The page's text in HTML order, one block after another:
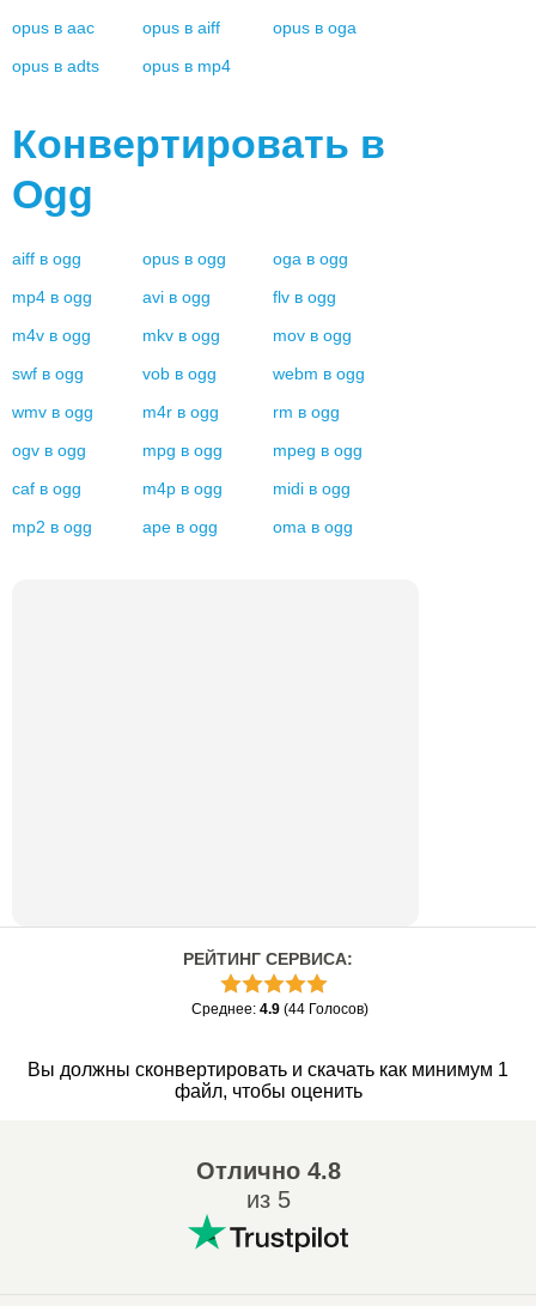
opus в aac opus в aiff opus в oga
opus в adts opus в mp4
Конвертировать в
Ogg
aiff в ogg opus в ogg oga в ogg
mp4 в ogg avi в ogg flv в ogg
m4v в ogg mkv в ogg mov в ogg
swf в ogg vob в ogg webm в ogg
wmv в ogg m4r в ogg rm в ogg
ogv в ogg mpg в ogg mpeg в ogg
caf в ogg m4p в ogg midi в ogg
mp2 в ogg ape в ogg oma в ogg
РЕЙТИНГ СЕРВИСА:
Среднее: 4.9 (44 Голосов)
Вы должны сконвертировать и скачать как минимум 1
файл, чтобы оценить
Отлично4.8
из 5